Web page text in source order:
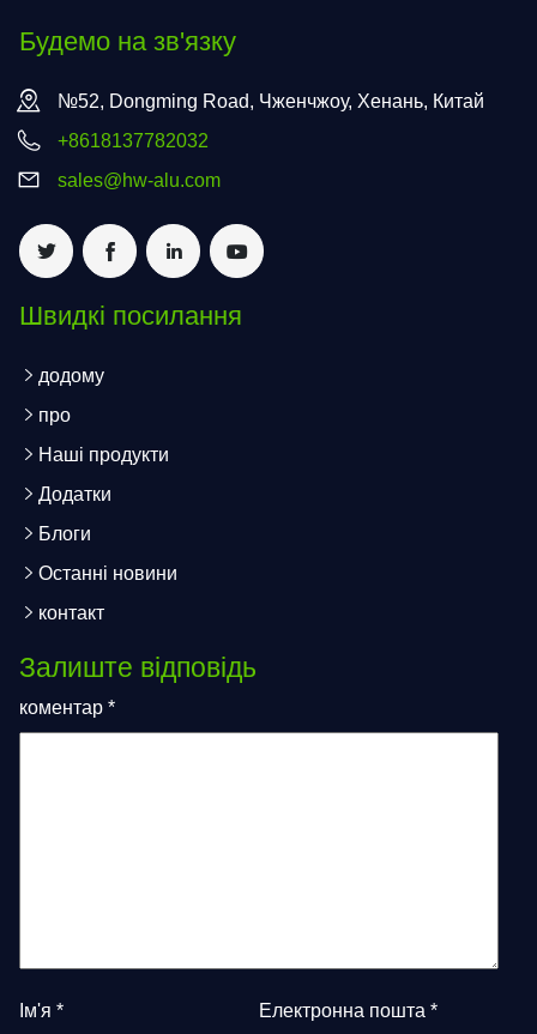
Будемо на зв'язку
№52, Dongming Road, Чженчжоу, Хенань, Китай
+8618137782032
sales@hw-alu.com
Швидкі посилання
додому
про
Наші продукти
Додатки
Блоги
Останні новини
контакт
Залиште відповідь
коментар *
Ім'я * Електронна пошта *